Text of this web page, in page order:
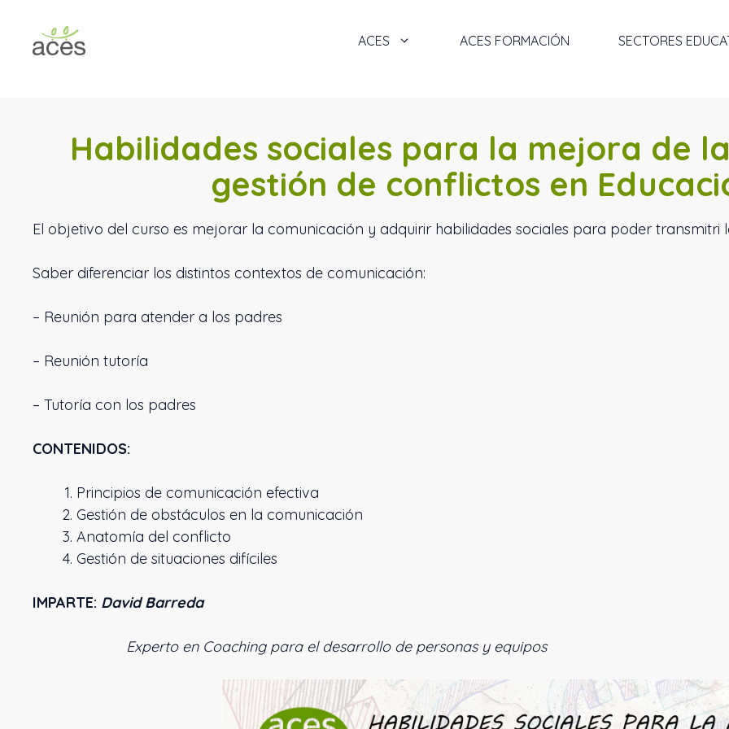
contenido
ACES ACES FORMACIÓN SECTORES
Habilidades sociales para la mejora de
gestión de conflictos en
El objetivo del curso es mejorar la comunicación y adquirir habilidades sociales para poder
Saber diferenciar los distintos contextos de comunicación:
– Reunión para atender a los padres
– Reunión tutoría
– Tutoría con los padres
CONTENIDOS:
Principios de comunicación
Gestión de obstáculos en la comunicación
Anatomía del conflicto
Gestión de situaciones difíciles
IMPARTE: David Barreda
Experto en Coaching para el desarrollo de personas y equipos